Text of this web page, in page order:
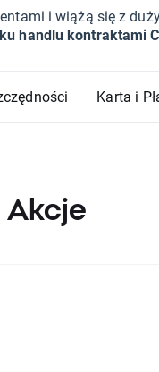
i wiążą się z
handlu kontraktami
Karta i
Akcje